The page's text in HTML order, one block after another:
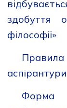
здобуття
філософії»
аспірантури
Форма